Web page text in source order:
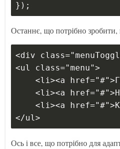
});
Останнє, що потрібно
<div
<ul class="menu">
<li><a
<li><a
<li><a
</ul>
Ось і все, що потрібно для